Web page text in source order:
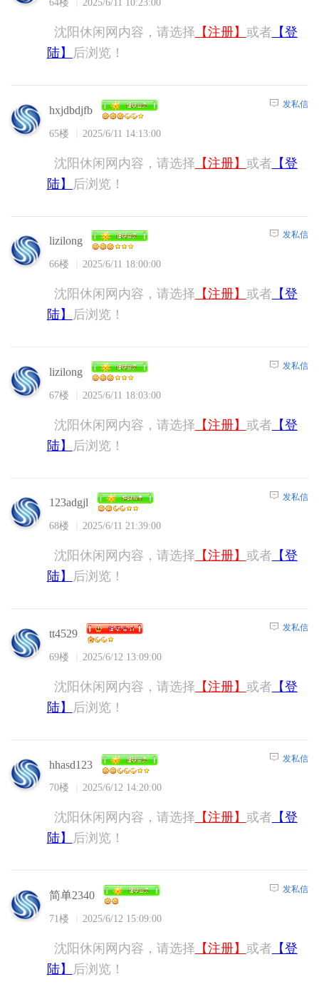
64楼 2025/6/11 10:23:00
沈阳休闲网内容，请选择 【注册】 或者 【登
陆】
后浏览！
hxjdbdjfb
65楼 2025/6/11 14:13:00
发私信
沈阳休闲网内容，请选择 【注册】 或者 【登
陆】
后浏览！
lizilong
66楼 2025/6/11 18:00:00
发私信
沈阳休闲网内容，请选择 【注册】 或者 【登
陆】
后浏览！
lizilong
67楼 2025/6/11 18:03:00
发私信
沈阳休闲网内容，请选择 【注册】 或者 【登
陆】
后浏览！
123adgjl
68楼 2025/6/11 21:39:00
发私信
沈阳休闲网内容，请选择 【注册】 或者 【登
陆】
后浏览！
tt4529
69楼 2025/6/12 13:09:00
发私信
沈阳休闲网内容，请选择 【注册】 或者 【登
陆】
后浏览！
hhasd123
70楼 2025/6/12 14:20:00
发私信
沈阳休闲网内容，请选择 【注册】 或者 【登
陆】
后浏览！
简单2340
71楼 2025/6/12 15:09:00
发私信
沈阳休闲网内容，请选择 【注册】 或者 【登
陆】
后浏览！